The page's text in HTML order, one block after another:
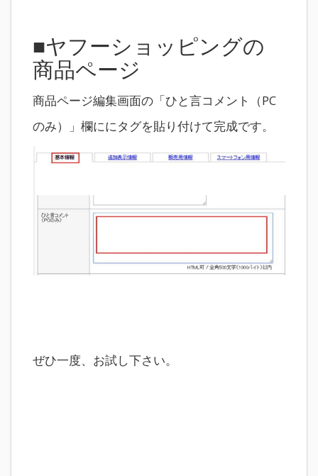
■ヤフーショッピングの
商品ページ
商品ページ編集画面の「ひと言コメント（PC
のみ）」欄ににタグを貼り付けて完成です。
ぜひ一度、お試し下さい。